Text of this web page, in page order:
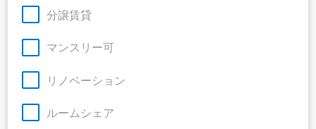
分譲賃貸
マンスリー可
リノベーション
ルームシェア